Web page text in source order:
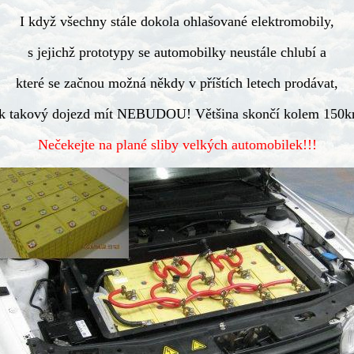
I když všechny stále dokola ohlašované elektromobily,
s jejichž prototypy se automobilky neustále chlubí a
které se začnou možná někdy v příštích letech prodávat,
takový dojezd mít NEBUDOU! Většina skončí kolem
Nečekejte na plané sliby velkých automobilek!!!